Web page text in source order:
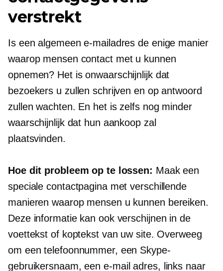
verstrekt
Is een algemeen e-mailadres de enige manier
waarop mensen contact met u kunnen
opnemen? Het is onwaarschijnlijk dat
bezoekers u zullen schrijven en op antwoord
zullen wachten. En het is zelfs nog minder
waarschijnlijk dat hun aankoop zal
plaatsvinden.
Hoe dit probleem op te lossen: Maak een
speciale contactpagina met verschillende
manieren waarop mensen u kunnen bereiken.
Deze informatie kan ook verschijnen in de
voettekst of koptekst van uw site. Overweeg
om een ​​telefoonnummer, een Skype-
gebruikersnaam, een e-mailadres, links naar